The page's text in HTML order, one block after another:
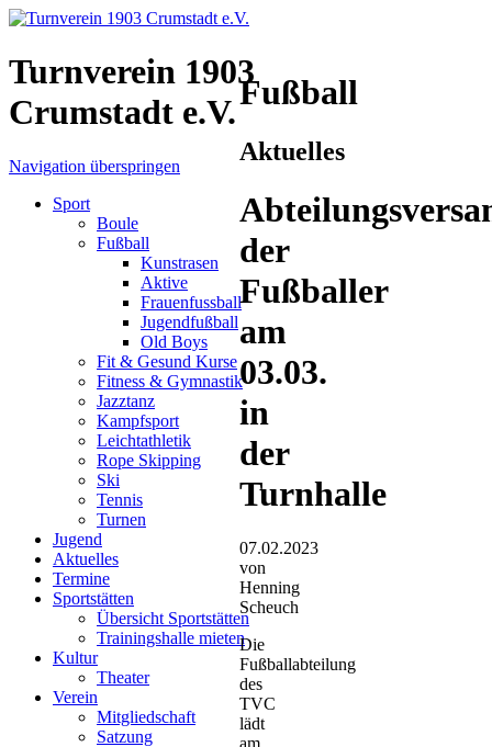
Turnverein 1903
Crumstadt e.V.
Navigation überspringen
Sport
Boule
Fußball
Kunstrasen
Aktive
Frauenfussball
Jugendfußball
Old Boys
Fit & Gesund Kurse
Fitness & Gymnastik
Jazztanz
Kampfsport
Leichtathletik
Rope Skipping
Ski
Tennis
Turnen
Jugend
Aktuelles
Termine
Sportstätten
Übersicht Sportstätten
Trainingshalle mieten
Kultur
Theater
Verein
Mitgliedschaft
Satzung
Fußball
Aktuelles
der
Fußballer
am
03.03.
in
der
Turnhalle
07.02.2023
von
Henning
Scheuch
Die
Fußballabteilung
des
TVC
lädt
am